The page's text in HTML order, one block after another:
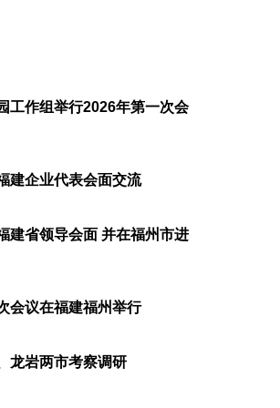
工作组举行2026年第一次会
建企业代表会面交流
建省领导会面 并在福州市进
会议在福建福州举行
龙岩两市考察调研